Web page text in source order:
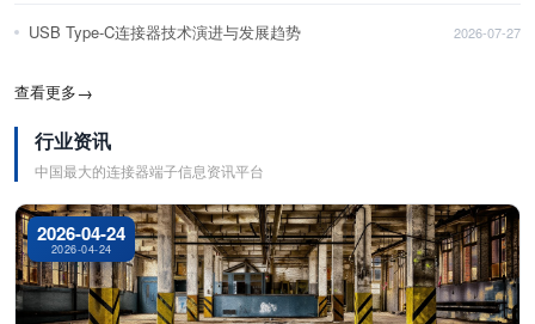
USB Type-C连接器技术演进与发展趋势 2026-07-27
查看更多→
行业资讯
中国最大的连接器端子信息资讯平台
2026-04-24
2026-04-24